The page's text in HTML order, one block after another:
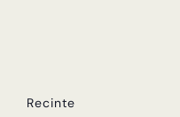
Recinte